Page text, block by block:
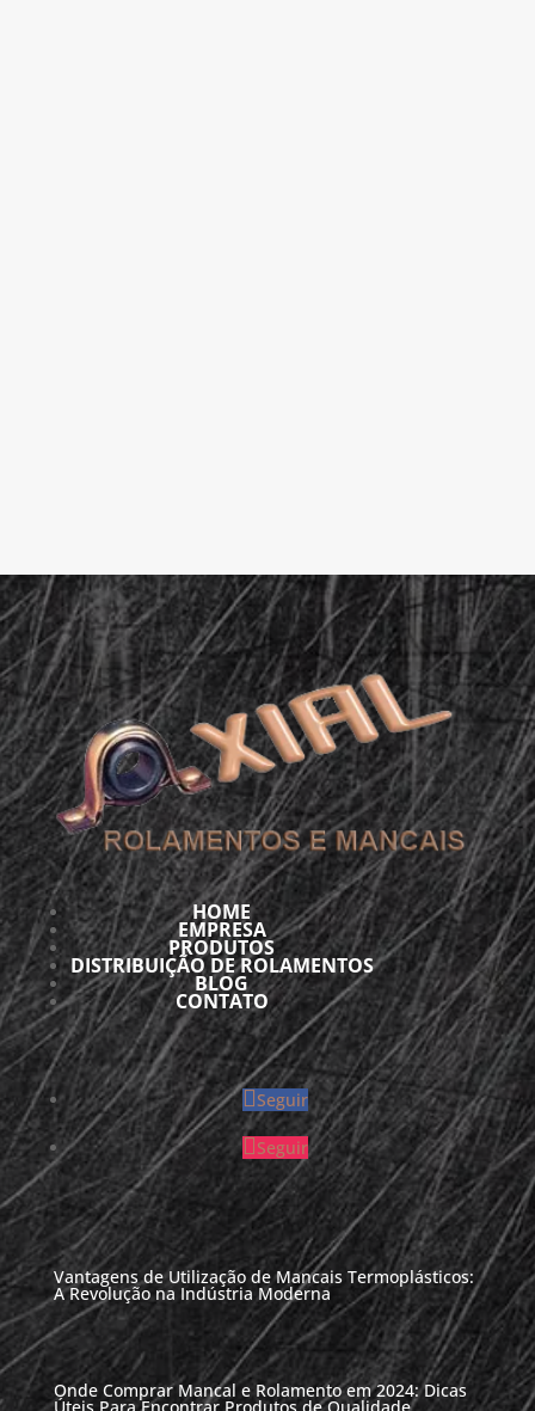
HOME
EMPRESA
PRODUTOS
DISTRIBUIÇÃO DE ROLAMENTOS
BLOG
CONTATO
Seguir
Seguir
Vantagens de Utilização de Mancais Termoplásticos:
A Revolução na Indústria Moderna
Onde Comprar Mancal e Rolamento em 2024: Dicas